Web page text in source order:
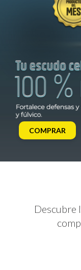
COMPRAR
Descubre